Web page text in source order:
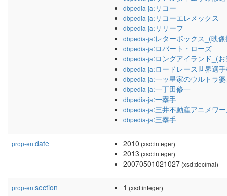
dbpedia-ja:リコー
dbpedia-ja:リコーエレメックス
dbpedia-ja:リリーフ
dbpedia-ja:レターボックス_(映
dbpedia-ja:ロバート・ローズ
dbpedia-ja:ロングアイランド_(
dbpedia-ja:ロードレース世界選
dbpedia-ja:一ッ星家のウルトラ
dbpedia-ja:一丁田修一
dbpedia-ja:一塁手
dbpedia-ja:三井不動産アニメワ
dbpedia-ja:三塁手
prop-en:date 2010 (xsd:integer)
2013 (xsd:integer)
20070501021027 (xsd:decimal)
prop-en:section 1 (xsd:integer)